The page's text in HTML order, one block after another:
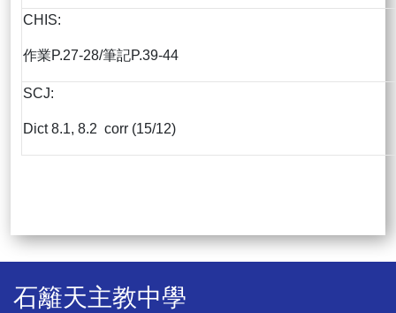
CHIS:
作業P.27-28/筆記P.39-44
SCJ:
Dict 8.1, 8.2 corr (15/12)
石籬天主教中學